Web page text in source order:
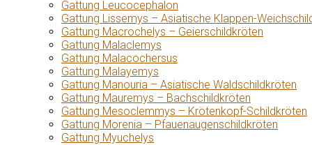
Gattung Leucocephalon
Gattung Lissemys – Asiatische Klappen-
Gattung Macrochelys – Geierschildkröten
Gattung Malaclemys
Gattung Malacochersus
Gattung Malayemys
Gattung Manouria – Asiatische Waldschildkröten
Gattung Mauremys – Bachschildkröten
Gattung Mesoclemmys – Krötenkopf-Schildkröten
Gattung Morenia – Pfauenaugenschildkröten
Gattung Myuchelys